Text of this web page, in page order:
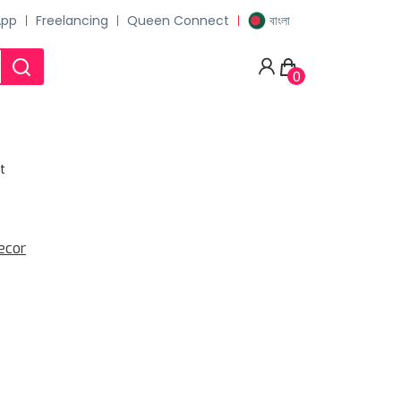
Freelancing Queen Connect বাংলা
0